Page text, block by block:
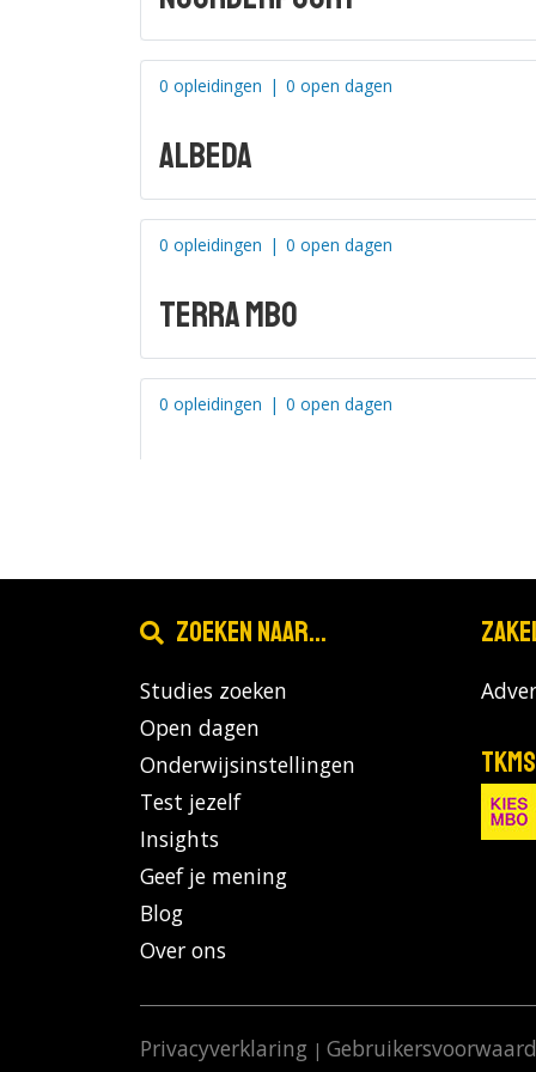
Administratief, Juridisch &
Handel & Ondernemen
Horeca, Bakkerij & Facilitair
ICT
Marketing, Economie & Sales
Veiligheid
Zorg & Welzijn
0 opleidingen | 0 open dagen
Albeda
0 opleidingen | 0 open dagen
Terra MBO
0 opleidingen | 0 open dagen
Grafisch Lyceum Rotterdam
0 opleidingen
Grafisch Lyceum Utrecht
0 opleidingen|0 open dagen
Gelders Opleidingsinstituut
0 opleidingen| 0 open dagen
Zoeken naar...
Studies zoeken
Open dagen
Onderwijsinstellingen
Test jezelf
Insights
Geef je mening
Blog
Over ons
Privacyverklaring |